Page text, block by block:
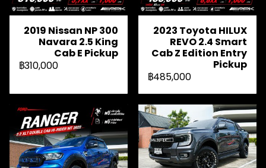
2019 Nissan NP 300
Navara 2.5 King
Cab E Pickup
฿310,000
2023 Toyota HILUX
REVO 2.4 Smart
Cab Z Edition Entry
Pickup
฿485,000